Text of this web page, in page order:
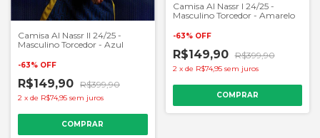
Camisa Al Nassr II 24/25 -
Masculino Torcedor - Azul
-63% OFF
R$149,90 R$399,90
2 x de R$74,95 sem juros
COMPRAR
Camisa Al Nassr I 24/25 -
Masculino Torcedor - Amarelo
-63% OFF
R$149,90 R$399,90
2 x de R$74,95 sem juros
COMPRAR